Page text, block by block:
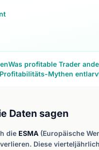
Was profitable Trader
Mythen
Daten sagen
die ESMA (Europäische
Diese